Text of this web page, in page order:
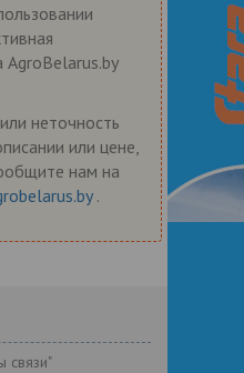
AgroBelarus.by
неточность
или цене,
нам на
.